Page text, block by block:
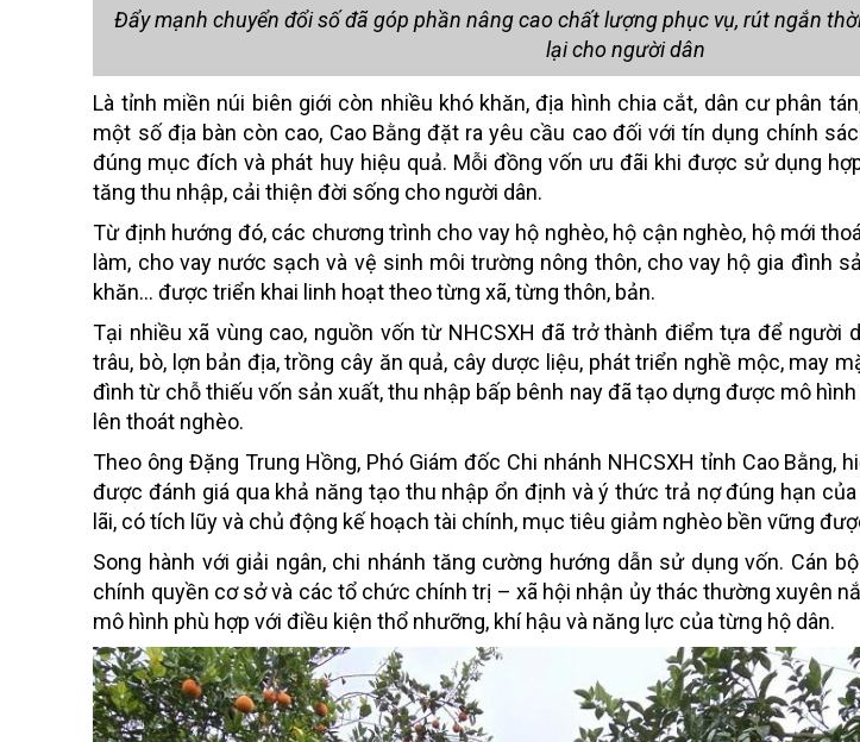
Đẩy mạnh chuyển đổi số đã góp phần nâng cao chất lượng phục vụ, rút ngắn
lại cho người dân
Là tỉnh miền núi biên giới còn nhiều khó khăn, địa hình chia cắt, dân cư phân
một số địa bàn còn cao, Cao Bằng đặt ra yêu cầu cao đối với tín dụng chính
đúng mục đích và phát huy hiệu quả. Mỗi đồng vốn ưu đãi khi được sử dụng
tăng thu nhập, cải thiện đời sống cho người dân.
Từ định hướng đó, các chương trình cho vay hộ nghèo, hộ cận nghèo, hộ mới
làm, cho vay nước sạch và vệ sinh môi trường nông thôn, cho vay hộ gia đình
khăn… được triển khai linh hoạt theo từng xã, từng thôn, bản.
Tại nhiều xã vùng cao, nguồn vốn từ NHCSXH đã trở thành điểm tựa để người
trâu, bò, lợn bản địa, trồng cây ăn quả, cây dược liệu, phát triển nghề mộc, may
đình từ chỗ thiếu vốn sản xuất, thu nhập bấp bênh nay đã tạo dựng được mô
lên thoát nghèo.
Theo ông Đặng Trung Hồng, Phó Giám đốc Chi nhánh NHCSXH tỉnh Cao Bằng,
được đánh giá qua khả năng tạo thu nhập ổn định và ý thức trả nợ đúng hạn
lãi, có tích lũy và chủ động kế hoạch tài chính, mục tiêu giảm nghèo bền vững
Song hành với giải ngân, chi nhánh tăng cường hướng dẫn sử dụng vốn. Cán
chính quyền cơ sở và các tổ chức chính trị – xã hội nhận ủy thác thường xuyên
mô hình phù hợp với điều kiện thổ nhưỡng, khí hậu và năng lực của từng hộ dân.